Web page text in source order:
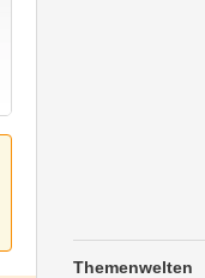
Themenwelten